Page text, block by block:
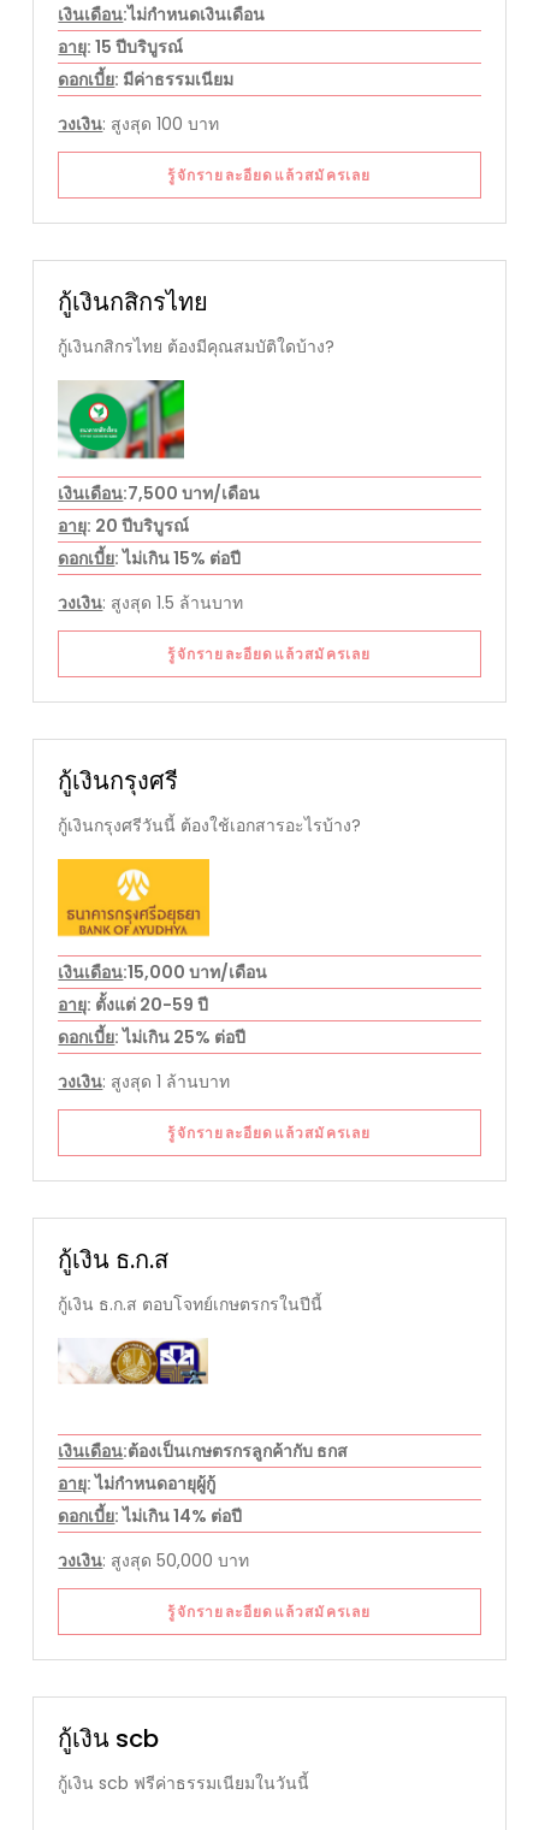
เงินเดือน:ไม่กำหนดเงินเดือน
อายุ: 15 ปีบริบูรณ์
ดอกเบี้ย: มีค่าธรรมเนียม
วงเงิน: สูงสุด 100 บาท
รู้จักรายละอียดแล้วสมัครเลย
กู้เงินกสิกรไทย
กู้เงินกสิกรไทย ต้องมีคุณสมบัติใดบ้าง?
เงินเดือน:7,500 บาท/เดือน
อายุ: 20 ปีบริบูรณ์
ดอกเบี้ย: ไม่เกิน 15% ต่อปี
วงเงิน: สูงสุด 1.5 ล้านบาท
รู้จักรายละอียดแล้วสมัครเลย
กู้เงินกรุงศรี
กู้เงินกรุงศรีวันนี้ ต้องใช้เอกสารอะไรบ้าง?
เงินเดือน:15,000 บาท/เดือน
อายุ: ตั้งแต่ 20-59 ปี
ดอกเบี้ย: ไม่เกิน 25% ต่อปี
วงเงิน: สูงสุด 1 ล้านบาท
รู้จักรายละอียดแล้วสมัครเลย
กู้เงิน ธ.ก.ส
กู้เงิน ธ.ก.ส ตอบโจทย์เกษตรกรในปีนี้
เงินเดือน:ต้องเป็นเกษตรกรลูกค้ากับ ธกส
อายุ: ไม่กำหนดอายุผู้กู้
ดอกเบี้ย: ไม่เกิน 14% ต่อปี
วงเงิน: สูงสุด 50,000 บาท
รู้จักรายละอียดแล้วสมัครเลย
กู้เงิน scb
กู้เงิน scb ฟรีค่าธรรมเนียมในวันนี้